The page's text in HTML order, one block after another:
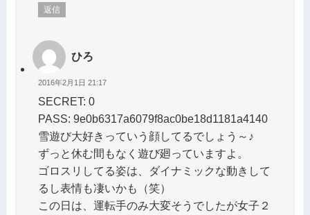
返信
ひろ
2016年2月1日 21:17
SECRET: 0
PASS: 9e0b6317a6079f8ac0be18d1181a4140
雪遊び大好きっていう顔してるでしょう～♪
ずっと休む間もなく遊び廻っていますよ。
ゴロスリしてる姿は、ダイナミックな動きして
るし表情も凄いかも（笑）
この日は、運転手のみ大変そうでしたが女子２